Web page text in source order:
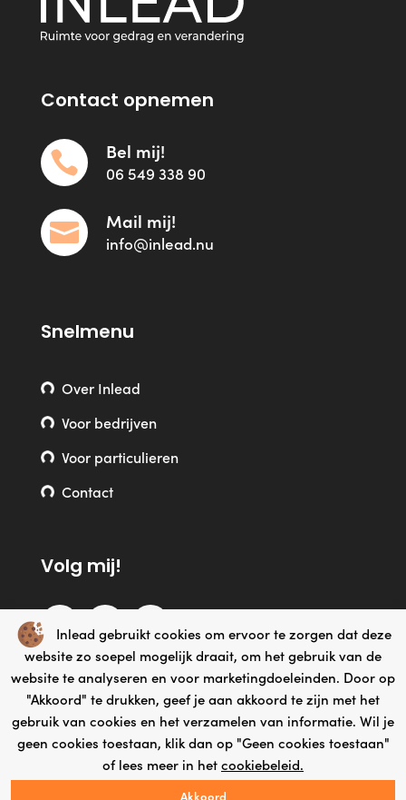
Inlead gebruikt cookies om ervoor te zorgen dat deze
website zo soepel mogelijk draait, om het gebruik van de
website te analyseren en voor marketingdoeleinden. Door op
"Akkoord" te drukken, geef je aan akkoord te zijn met het
gebruik van cookies en het verzamelen van informatie. Wil je
geen cookies toestaan, klik dan op "Geen cookies toestaan"
of lees meer in hetcookiebeleid.
Akkoord
Contact opnemen
 Bel mij!
06 549 338 90
 Mail mij!
info@inlead.nu
Snelmenu
Over Inlead
Voor bedrijven
Voor particulieren
Contact
Volg mij!
© Copyright 2026 – InLead |Webdesign by Yooker– Made
with